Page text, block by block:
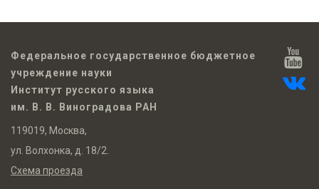
Федеральное государственное бюджетное
учреждение науки
Институт русского языка
им. В. В. Виноградова РАН
119019, Москва,
ул. Волхонка, д. 18/2.
Схема проезда